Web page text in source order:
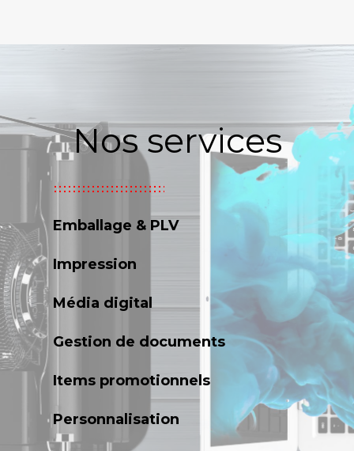
Nos services
Emballage & PLV
Impression
Média digital
Gestion de documents
Items promotionnels
Personnalisation